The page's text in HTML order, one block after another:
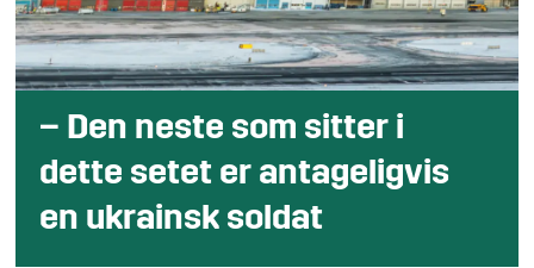
– Den neste som sitter i
dette setet er antageligvis
en ukrainsk soldat